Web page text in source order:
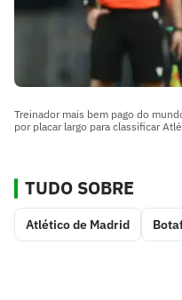
Treinador mais bem pago do
por placar largo para classificar
TUDO SOBRE
Atlético de Madrid